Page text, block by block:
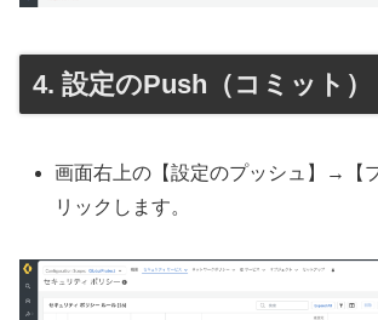
設定のPush（コミット）
画面右上の【設定のプッシュ】→【
リックします。